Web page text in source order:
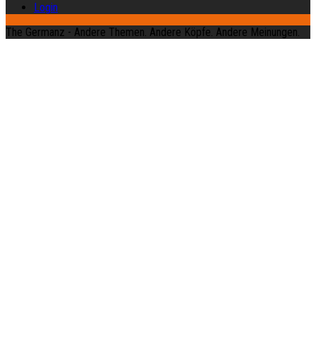
Login
The Germanz - Andere Themen. Andere Köpfe. Andere Meinungen.